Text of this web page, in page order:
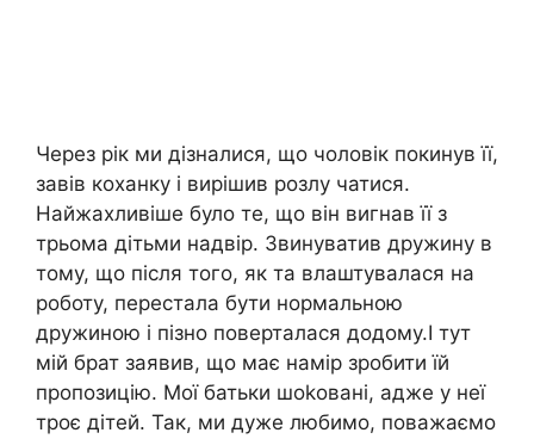
Через рік ми дізналися, що чоловік покинув її,
завів коханку і вирішив розлу чатися.
Найжахливіше було те, що він вигнав її з
трьома дітьми надвір. Звинуватив дружину в
тому, що після того, як та влаштувалася на
роботу, перестала бути нормальною
дружиною і пізно поверталася додому.І тут
мій брат заявив, що має намір зробити їй
пропозицію. Мої батьки шоkовані, адже у неї
троє дітей. Так, ми дуже любимо, поважаємо